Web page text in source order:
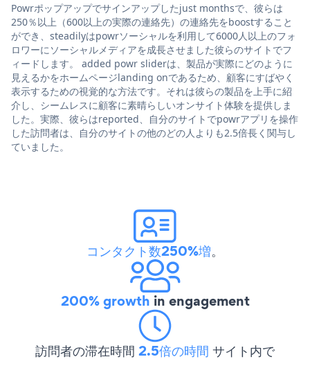
Powrポップアップでサインアップしたjust monthsで、彼らは
250％以上（600以上の実際の連絡先）の連絡先をboostすること
ができ、steadilyはpowrソーシャルを利用して6000人以上のフォ
ロワーにソーシャルメディアを成長させました彼らのサイトでフ
ィードします。 added powr sliderは、製品が実際にどのように
見えるかをホームページlanding onであるため、顧客にすばやく
表示するための視覚的な方法です。それは彼らの製品を上手に紹
介し、シームレスに顧客に素晴らしいオンサイト体験を提供しま
した。実際、彼らはreported、自分のサイトでpowrアプリを操作
した訪問者は、自分のサイトの他のどの人よりも2.5倍長く関与し
ていました。
コンタクト数250%増。
200% growth in engagement
訪問者の滞在時間 2.5倍の時間 サイト内で